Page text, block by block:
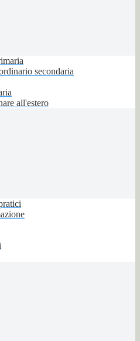
secondaria
all'estero